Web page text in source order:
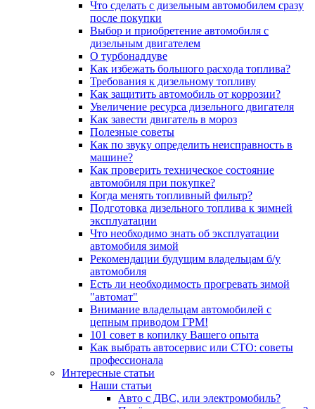
Что сделать с дизельным автомобилем сразу
после покупки
Выбор и приобретение автомобиля с
дизельным двигателем
О турбонаддуве
Как избежать большого расхода топлива?
Требования к дизельному топливу
Как защитить автомобиль от коррозии?
Увеличение ресурса дизельного двигателя
Как завести двигатель в мороз
Полезные советы
Как по звуку определить неисправность в
машине?
Как проверить техническое состояние
автомобиля при покупке?
Когда менять топливный фильтр?
Подготовка дизельного топлива к зимней
эксплуатации
Что необходимо знать об эксплуатации
автомобиля зимой
Рекомендации будущим владельцам б/у
автомобиля
Есть ли необходимость прогревать зимой
"автомат"
Внимание владельцам автомобилей с
цепным приводом ГРМ!
101 совет в копилку Вашего опыта
Как выбрать автосервис или СТО: советы
профессионала
Интересные статьи
Наши статьи
Авто с ДВС, или электромобиль?